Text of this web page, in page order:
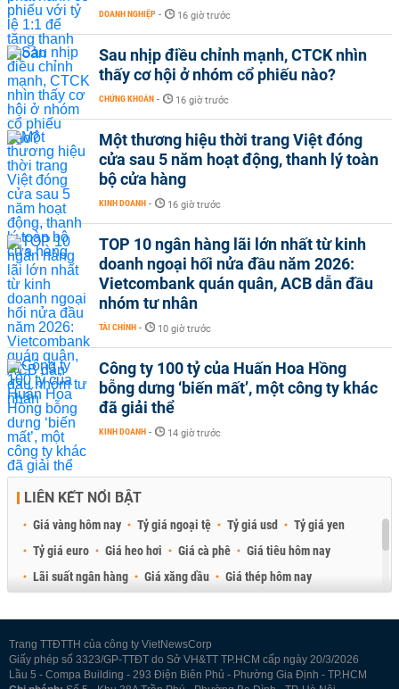
DOANH NGHIỆP - 16 giờ trước
Sau nhịp điều chỉnh mạnh, CTCK nhìn
thấy cơ hội ở nhóm cổ phiếu nào?
CHỨNG KHOÁN - 16 giờ trước
Một thương hiệu thời trang Việt đóng
cửa sau 5 năm hoạt động, thanh lý toàn
bộ cửa hàng
KINH DOANH - 16 giờ trước
TOP 10 ngân hàng lãi lớn nhất từ kinh
doanh ngoại hối nửa đầu năm 2026:
Vietcombank quán quân, ACB dẫn đầu
nhóm tư nhân
TÀI CHÍNH - 10 giờ trước
Công ty 100 tỷ của Huấn Hoa Hồng
bỗng dưng ‘biến mất’, một công ty khác
đã giải thể
KINH DOANH - 14 giờ trước
LIÊN KẾT NỔI BẬT
Giá vàng hôm nay Tỷ giá ngoại tệ Tỷ giá usd
Tỷ giá yen
Tỷ giá euro
Giá heo hơi Giá cà phê
Giá tiêu hôm nay
Lãi suất ngân hàng
Giá xăng dầu
Giá thép hôm nay
Trang TTĐTTH của công ty VietNewsCorp
Giấy phép số 3323/GP-TTĐT do Sở VH&TT TP.HCM cấp ngày 20/3/2026
Lầu 5 - Compa Building - 293 Điện Biên Phủ - Phường Gia Định - TP.HCM